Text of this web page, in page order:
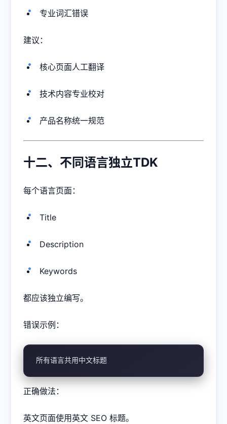
专业词汇错误
建议：
核心页面人工翻译
技术内容专业校对
产品名称统一规范
十二、不同语言独立TDK
每个语言页面：
Title
Description
Keywords
都应该独立编写。
错误示例：
所有语言共用中文标题
正确做法：
英文页面使用英文 SEO 标题。